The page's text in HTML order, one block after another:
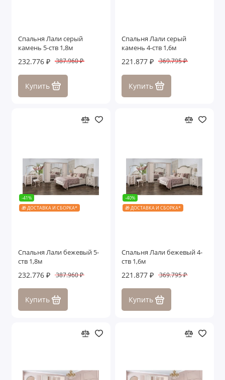
Спальня Лали серый
камень 5-ств 1,8м
232.776 ₽ 387.960 ₽
Купить
Спальня Лали серый
камень 4-ств 1,6м
221.877 ₽ 369.795 ₽
Купить
-41%
🎁 ДОСТАВКА И СБОРКА*
Спальня Лали бежевый 5-
ств 1,8м
232.776 ₽ 387.960 ₽
Купить
-40%
🎁 ДОСТАВКА И СБОРКА*
Спальня Лали бежевый 4-
ств 1,6м
221.877 ₽ 369.795 ₽
Купить